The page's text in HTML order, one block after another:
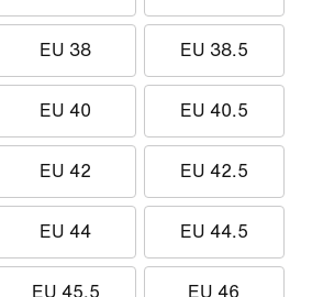
EU 38 EU 38.5
EU 40 EU 40.5
EU 42 EU 42.5
EU 44 EU 44.5
EU 45.5 EU 46